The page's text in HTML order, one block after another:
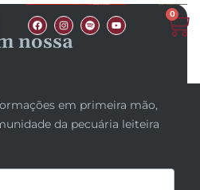
0
nossa
em primeira mão,
da pecuária leiteira